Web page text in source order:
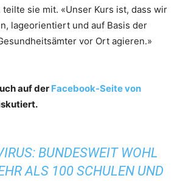
sie mit. «Unser Kurs ist, dass wir
lageorientiert und auf Basis der
vor Ort agieren.»
auf der Facebook-Seite von
BUNDESWEIT WOHL
ALS 100 SCHULEN UND